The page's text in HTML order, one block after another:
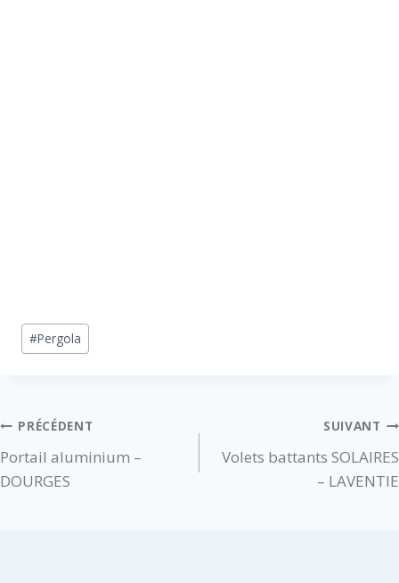
#Pergola
PRÉCÉDENT
Portail aluminium –
DOURGES
SUIVANT
Volets battants SOLAIRES
– LAVENTIE